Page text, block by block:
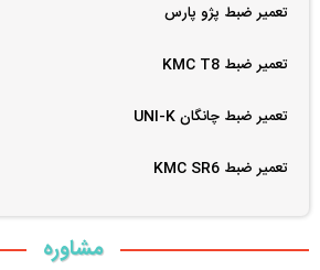
تعمیر ضبط پژو پارس
تعمیر ضبط KMC T8
تعمیر ضبط چانگان UNI-K
تعمیر ضبط KMC SR6
مشاوره